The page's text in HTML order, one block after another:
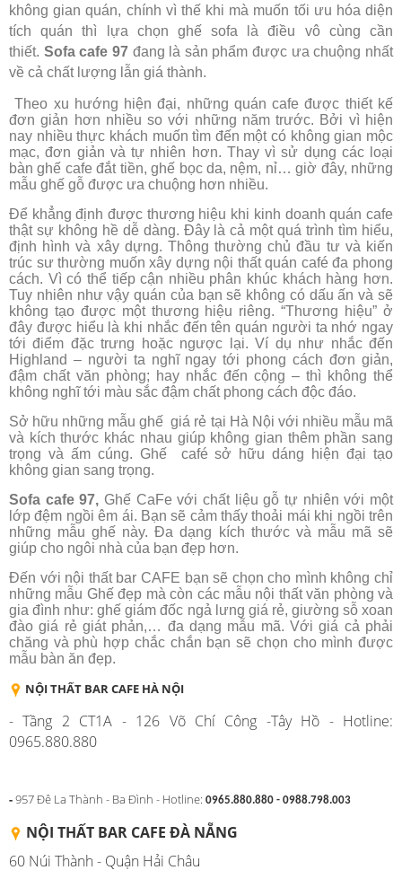
không gian quán, chính vì thế khi mà muốn tối ưu hóa diện
tích quán thì lựa chọn ghế sofa là điều vô cùng cần
thiết. Sofa cafe 97đang là sản phẩm được ưa chuộng nhất
về cả chất lượng lẫn giá thành.
Theo xu hướng hiện đại, những quán cafe được thiết kế
đơn giản hơn nhiều so với những năm trước. Bởi vì hiện
nay nhiều thực khách muốn tìm đến một có không gian mộc
mạc, đơn giản và tự nhiên hơn. Thay vì sử dụng các loại
bàn ghế cafe đắt tiền, ghế bọc da, nệm, nỉ… giờ đây, những
mẫu ghế gỗ được ưa chuộng hơn nhiều.
Để khẳng định được thương hiệu khi kinh doanh quán cafe
thật sự không hề dễ dàng. Đây là cả một quá trình tìm hiểu,
định hình và xây dựng. Thông thường chủ đầu tư và kiến
trúc sư thường muốn xây dựng nội thất quán café đa phong
cách. Vì có thể tiếp cận nhiều phân khúc khách hàng hơn.
Tuy nhiên như vậy quán của bạn sẽ không có dấu ấn và sẽ
không tạo được một thương hiệu riêng. “Thương hiệu” ở
đây được hiểu là khi nhắc đến tên quán người ta nhớ ngay
tới điểm đặc trưng hoặc ngược lại. Ví dụ như nhắc đến
Highland – người ta nghĩ ngay tới phong cách đơn giản,
đậm chất văn phòng; hay nhắc đến cộng – thì không thể
không nghĩ tới màu sắc đậm chất phong cách độc đáo.
Sở hữu những mẫu ghế giá rẻ tại Hà Nội với nhiều mẫu mã
và kích thước khác nhau giúp không gian thêm phần sang
trọng và ấm cúng. Ghế café sở hữu dáng hiện đại tạo
không gian sang trọng.
Sofa cafe 97, Ghế CaFe với chất liệu gỗ tự nhiên với một
lớp đệm ngồi êm ái. Bạn sẽ cảm thấy thoải mái khi ngồi trên
những mẫu ghế này. Đa dạng kích thước và mẫu mã sẽ
giúp cho ngôi nhà của bạn đẹp hơn.
Đến với nội thất bar CAFE bạn sẽ chọn cho mình không chỉ
những mẫu Ghế đẹp mà còn các mẫu nội thất văn phòng và
gia đình như: ghế giám đốc ngả lưng giá rẻ, giường sỗ xoan
đào giá rẻ giát phản,… đa dạng mẫu mã. Với giá cả phải
chăng và phù hợp chắc chắn bạn sẽ chọn cho mình được
mẫu bàn ăn đẹp.
NỘI THẤT BAR CAFE HÀ NỘI
- Tầng 2 CT1A - 126 Võ Chí Công -Tây Hồ - Hotline:
0965.880.880
-957 Đê La Thành - Ba Đình - Hotline: 0965.880.880 - 0988.798.003
NỘI THẤT BAR CAFE ĐÀ NẴNG
60 Núi Thành - Quận Hải Châu